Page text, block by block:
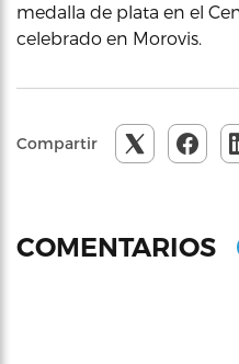
medalla de plata en el
celebrado en Morovis.
Compartir
COMENTARIOS